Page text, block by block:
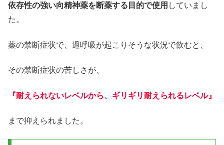
依存性の強い向精神薬を断薬する目的で使用 していまし
た。
薬の禁断症状で、過呼吸が起こりそうな状況で飲むと、
その禁断症状の苦しさが、
『耐えられないレベルから、ギリギリ耐えられるレベル』
まで抑えられました。